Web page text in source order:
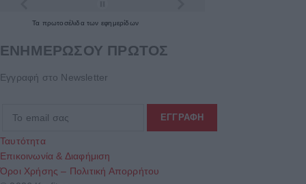
Τα πρωτοσέλιδατων εφημερίδων
ΕΝΗΜΕΡΩΣΟΥ ΠΡΩΤΟΣ
Εγγραφή στο Newsletter
Ταυτότητα
Επικοινωνία & Διαφήμιση
Όροι Χρήσης – Πολιτική Απορρήτου